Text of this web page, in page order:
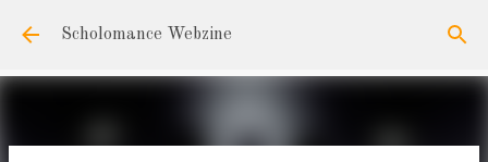
Accéder au contenu principal
Scholomance Webzine